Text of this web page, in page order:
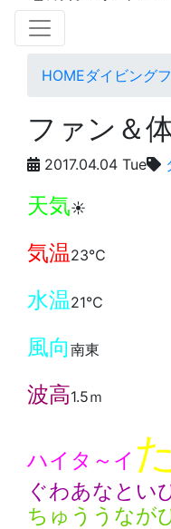
HOMEダイビング
ファン＆
2017.04.04 Tue
天気☀️
気温23℃
水温21℃
風向南東
波高1.5ｍ
ハイタ～イ
ぐわあなとい
ちゅううなが